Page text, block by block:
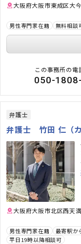
大阪府大阪市東成区大
男性専門家在籍 無料相談
この事務所の電
050-
弁護士
弁護士 竹田 仁（カ
大阪府大阪市北区西天
男性専門家在籍 最寄駅か
平日19時以降相談可